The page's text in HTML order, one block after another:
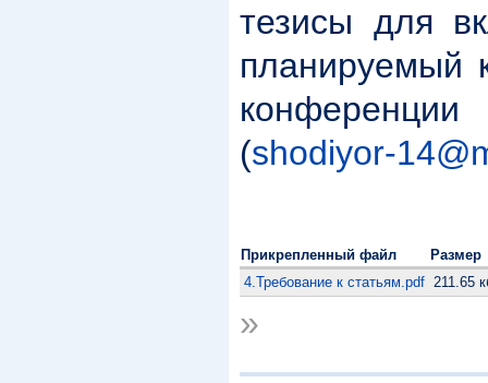
тезисы для
планируемый
(shodiyor-
Прикрепленный файл
Размер
4.Требование к статьям.pdf
211.65
»